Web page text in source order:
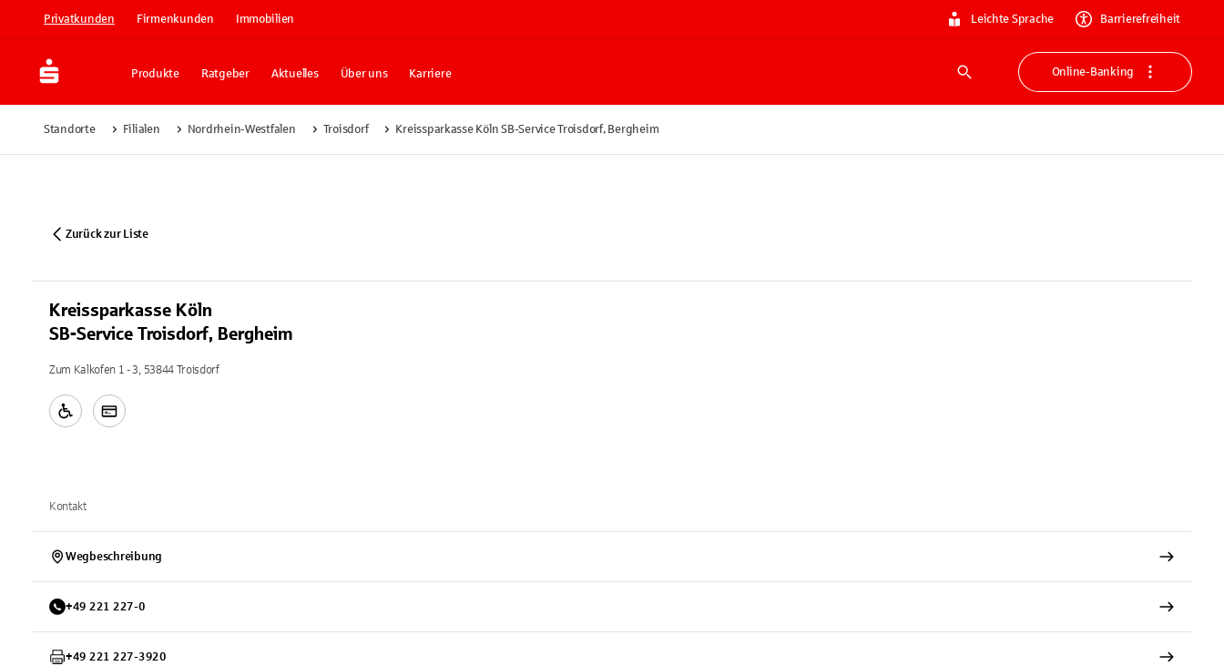
Privatkunden Firmenkunden Immobilien Leichte Sprache Barrierefreiheit
Produkte Ratgeber Aktuelles Über uns Karriere
Suche
Online-Banking
Standorte Filialen Nordrhein-Westfalen Troisdorf Kreissparkasse Köln SB-Service Troisdorf, Bergheim
Zurück zur Liste
Kreissparkasse Köln
SB-Service Troisdorf, Bergheim
Zum Kalkofen 1 - 3, 53844 Troisdorf
Kontakt
Wegbeschreibung
+49 221 227-0
+49 221 227-3920